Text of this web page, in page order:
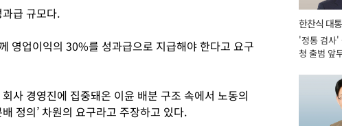
급 규모다.
영업이익의 30%를 성과급으로 지급해야 한다고 요구
사 경영진에 집중돼온 이윤 배분 구조 속에서 노동의
정의’ 차원의 요구라고 주장하고 있다.
한찬식 대
서관
'정통 검사'
청 출범 앞